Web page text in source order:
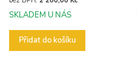
SKLADEM U NÁS
Přidat do košíku